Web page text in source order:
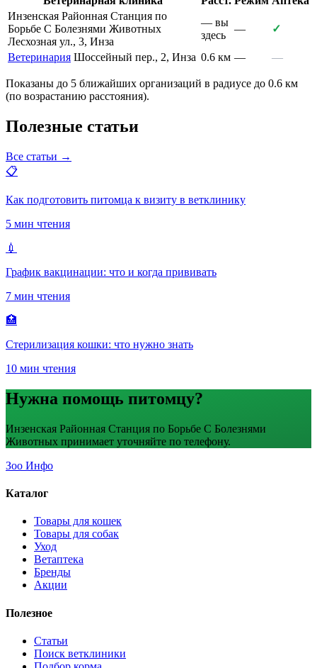
Инзенская Районная Станция по
Борьбе С Болезнями Животных
Лесхозная ул., 3, Инза
— вы
здесь
— ✓
Ветеринария Шоссейный пер., 2, Инза 0.6 км — —
Показаны до 5 ближайших организаций в радиусе до 0.6 км
(по возрастанию расстояния).
Полезные статьи
Все статьи →
📋
Как подготовить питомца к визиту в ветклинику
5 мин чтения
💉
График вакцинации: что и когда прививать
7 мин чтения
🏥
Стерилизация кошки: что нужно знать
10 мин чтения
Нужна помощь питомцу?
Инзенская Районная Станция по Борьбе С Болезнями
Животных принимает уточняйте по телефону.
Зоо Инфо
Каталог
Товары для кошек
Товары для собак
Уход
Ветаптека
Бренды
Акции
Полезное
Статьи
Поиск ветклиники